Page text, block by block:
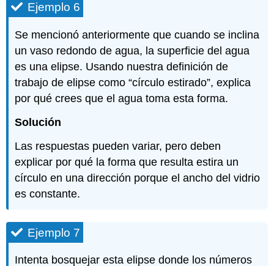
Ejemplo 6
Se mencionó anteriormente que cuando se inclina
un vaso redondo de agua, la superficie del agua
es una elipse. Usando nuestra definición de
trabajo de elipse como “círculo estirado”, explica
por qué crees que el agua toma esta forma.
Solución
Las respuestas pueden variar, pero deben
explicar por qué la forma que resulta estira un
círculo en una dirección porque el ancho del vidrio
es constante.
Ejemplo 7
Intenta bosquejar esta elipse donde los números